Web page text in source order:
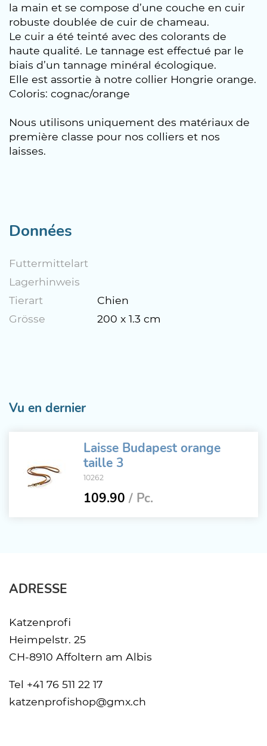
la main et se compose d’une couche en cuir
robuste doublée de cuir de chameau.
Le cuir a été teinté avec des colorants de
haute qualité. Le tannage est effectué par le
biais d’un tannage minéral écologique.
Elle est assortie à notre collier Hongrie orange.
Coloris: cognac/orange
Nous utilisons uniquement des matériaux de
première classe pour nos colliers et nos
laisses.
Données
Futtermittelart
Lagerhinweis
Tierart
Chien
Grösse
200 x 1.3 cm
Vu en dernier
Laisse Budapest orange
taille 3
10262
109.90 / Pc.
ADRESSE
Katzenprofi
Heimpelstr. 25
CH-8910 Affoltern am Albis
Tel +41 76 511 22 17
katzenprofishop@gmx.ch